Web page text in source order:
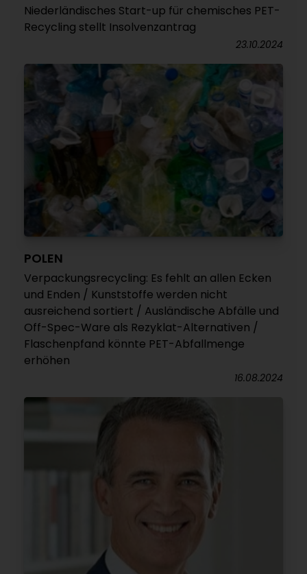
Niederländisches Start-up für chemisches PET-
Recycling stellt Insolvenzantrag
23.10.2024
POLEN
Verpackungsrecycling: Es fehlt an allen Ecken
und Enden / Kunststoffe werden nicht
ausreichend sortiert / Ausländische Abfälle und
Off-Spec-Ware als Rezyklat-Alternativen /
Flaschenpfand könnte PET-Abfallmenge
erhöhen
16.08.2024